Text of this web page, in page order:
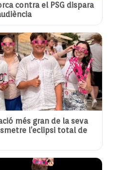
contra el PSG dispara
més gran de la seva
l’eclipsi total de